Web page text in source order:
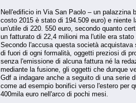
Nell'edificio in Via San Paolo – un palazzina
costo 2015 è stato di 194.509 euro) e
un'utile di 220. 550 euro, secondo quanto
un fatturato di 22,4 milioni ma l'utile era
Secondo l'accusa questa società
di fuori di ogni formalità, oggetti preziosi di
senza l'emissione di alcuna fattura né la
mediante la fusione, gli oggetti che dunque
Gdf a indagare anche a seguito di una serie
come ad esempio bonifici verso l'estero per
400mila euro nell'arco di pochi mesi.